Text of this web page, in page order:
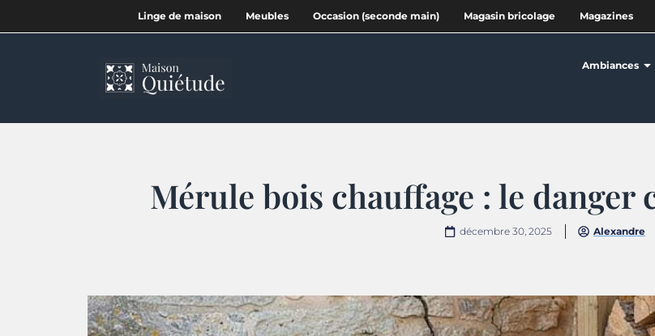
Linge de maison Meubles Occasion (seconde main) Magasin bricolage Magazines
Ambiances
Mérule bois chauffage : le danger
décembre 30, 2025 Alexandre